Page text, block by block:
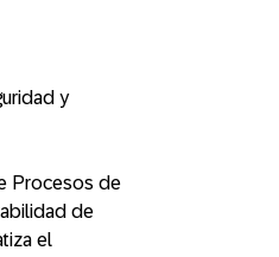
y
Procesos de
de
el